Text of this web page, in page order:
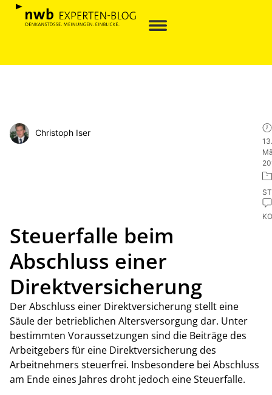
Christoph Iser
13.
Steuerfalle beim
Abschluss einer
Direktversicherung
Der Abschluss einer Direktversicherung stellt eine
Säule der betrieblichen Altersversorgung dar. Unter
bestimmten Voraussetzungen sind die Beiträge des
Arbeitgebers für eine Direktversicherung des
Arbeitnehmers steuerfrei. Insbesondere bei Abschluss
am Ende eines Jahres droht jedoch eine Steuerfalle.